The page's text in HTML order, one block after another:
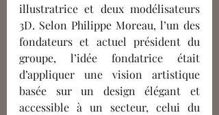
illustratrice et deux modélisateurs
3D. Selon Philippe Moreau, l’un des
fondateurs et actuel président du
groupe, l’idée fondatrice était
d’appliquer une vision artistique
basée sur un design élégant et
accessible à un secteur, celui du